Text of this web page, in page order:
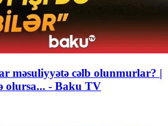
məsuliyyətə cəlb olunmurlar? |
olursa... - Baku TV